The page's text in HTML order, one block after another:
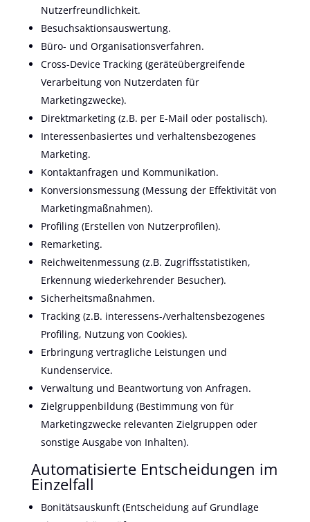
Nutzerfreundlichkeit.
Besuchsaktionsauswertung.
Büro- und Organisationsverfahren.
Cross-Device Tracking (geräteübergreifende
Verarbeitung von Nutzerdaten für
Marketingzwecke).
Direktmarketing (z.B. per E-Mail oder postalisch).
Interessenbasiertes und verhaltensbezogenes
Marketing.
Kontaktanfragen und Kommunikation.
Konversionsmessung (Messung der Effektivität von
Marketingmaßnahmen).
Profiling (Erstellen von Nutzerprofilen).
Remarketing.
Reichweitenmessung (z.B. Zugriffsstatistiken,
Erkennung wiederkehrender Besucher).
Sicherheitsmaßnahmen.
Tracking (z.B. interessens-/verhaltensbezogenes
Profiling, Nutzung von Cookies).
Erbringung vertragliche Leistungen und
Kundenservice.
Verwaltung und Beantwortung von Anfragen.
Zielgruppenbildung (Bestimmung von für
Marketingzwecke relevanten Zielgruppen oder
sonstige Ausgabe von Inhalten).
Automatisierte Entscheidungen im
Einzelfall
Bonitätsauskunft (Entscheidung auf Grundlage